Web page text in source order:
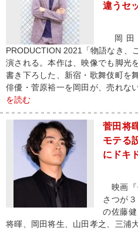
違うセ
岡田
PRODUCTION 2021「物語なき、
演される。本作は、映像でも脚光
書き下ろした、新宿・歌舞伎町を
俳優・菅原裕一を岡田が、売れな
を読む
菅田将
モテる
にドキ
映画『
さつが
の佐藤
将暉、岡田将生、山田孝之、三